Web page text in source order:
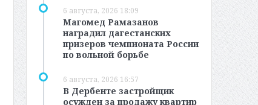
6 августа, 2026 18:09
Магомед Рамазанов
наградил дагестанских
призеров чемпионата России
по вольной борьбе
6 августа, 2026 16:57
В Дербенте застройщик
осужден за продажу квартир